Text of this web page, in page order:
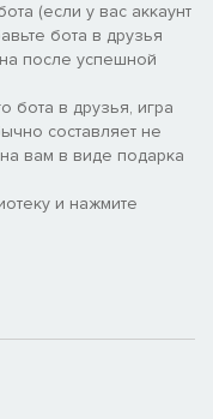
в девяти знаковых
Omaha Beach,
Исторически
проработанные
сражения, как
выполненных
картах реальных
на Unreal
воздушной
возглавить список
а слаженно работать
— важнейшая часть
(если у вас аккаунт
бота в друзья
после успешной
бота в друзья, игра
составляет не
вам в виде подарка
и нажмите